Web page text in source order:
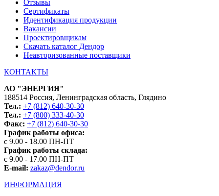
Отзывы
Сертификаты
Идентификация продукции
Вакансии
Проектировщикам
Скачать каталог Дендор
Неавторизованные поставщики
КОНТАКТЫ
АО "ЭНЕРГИЯ"
188514 Россия, Ленинградская область, Глядино
Тел.: +7 (812) 640-30-30
Тел.: +7 (800) 333-40-30
Факс: +7 (812) 640-30-30
График работы офиса:
с 9.00 - 18.00 ПН-ПТ
График работы склада:
с 9.00 - 17.00 ПН-ПТ
E-mail: zakaz@dendor.ru
ИНФОРМАЦИЯ